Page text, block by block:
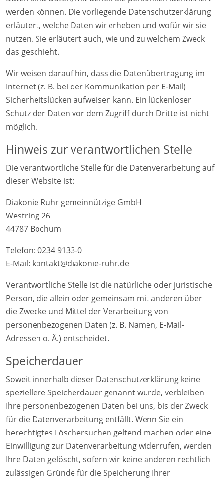
werden können. Die vorliegende Datenschutzerklärung
erläutert, welche Daten wir erheben und wofür wir sie
nutzen. Sie erläutert auch, wie und zu welchem Zweck
das geschieht.
Wir weisen darauf hin, dass die Datenübertragung im
Internet (z. B. bei der Kommunikation per E-Mail)
Sicherheitslücken aufweisen kann. Ein lückenloser
Schutz der Daten vor dem Zugriff durch Dritte ist nicht
möglich.
Hinweis zur verantwortlichen Stelle
Die verantwortliche Stelle für die Datenverarbeitung auf
dieser Website ist:
Diakonie Ruhr gemeinnützige GmbH
Westring 26
44787 Bochum
Telefon: 0234 9133-0
E-Mail: kontakt@diakonie-ruhr.de
Verantwortliche Stelle ist die natürliche oder juristische
Person, die allein oder gemeinsam mit anderen über
die Zwecke und Mittel der Verarbeitung von
personenbezogenen Daten (z. B. Namen, E-Mail-
Adressen o. Ä.) entscheidet.
Speicherdauer
Soweit innerhalb dieser Datenschutzerklärung keine
speziellere Speicherdauer genannt wurde, verbleiben
Ihre personenbezogenen Daten bei uns, bis der Zweck
für die Datenverarbeitung entfällt. Wenn Sie ein
berechtigtes Löschersuchen geltend machen oder eine
Einwilligung zur Datenverarbeitung widerrufen, werden
Ihre Daten gelöscht, sofern wir keine anderen rechtlich
zulässigen Gründe für die Speicherung Ihrer